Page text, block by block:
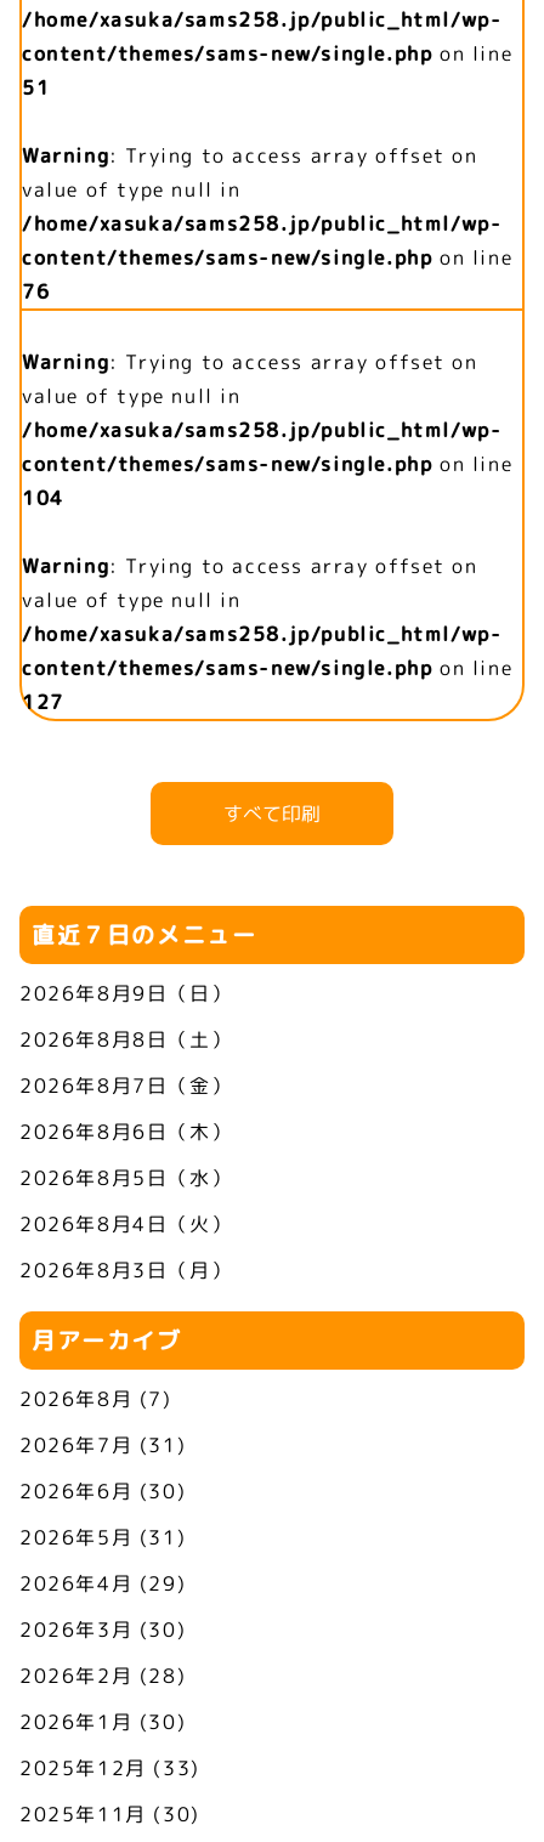
/home/xasuka/sams258.jp/public_html/wp-
content/themes/sams-new/single.php on line
51
Warning: Trying to access array offset on
value of type null in
/home/xasuka/sams258.jp/public_html/wp-
content/themes/sams-new/single.php on line
76
Warning: Trying to access array offset on
value of type null in
/home/xasuka/sams258.jp/public_html/wp-
content/themes/sams-new/single.php on line
104
Warning: Trying to access array offset on
value of type null in
/home/xasuka/sams258.jp/public_html/wp-
content/themes/sams-new/single.php on line
127
すべて印刷
直近７日のメニュー
2026年8月9日（日）
2026年8月8日（土）
2026年8月7日（金）
2026年8月6日（木）
2026年8月5日（水）
2026年8月4日（火）
2026年8月3日（月）
月アーカイブ
2026年8月 (7)
2026年7月 (31)
2026年6月 (30)
2026年5月 (31)
2026年4月 (29)
2026年3月 (30)
2026年2月 (28)
2026年1月 (30)
2025年12月 (33)
2025年11月 (30)